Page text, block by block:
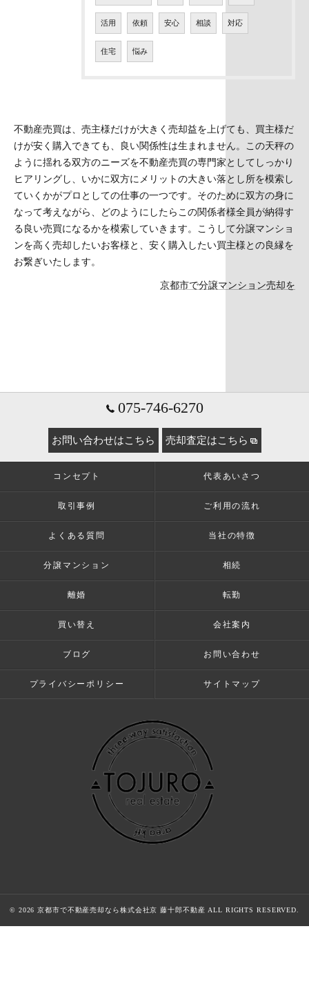
活用 依頼 安心 相談 対応
住宅 悩み
不動産売買は、売主様だけが大きく売却益を上げても、買主様だ
けが安く購入できても、良い関係性は生まれません。この天秤の
ように揺れる双方のニーズを不動産売買の専門家としてしっかり
ヒアリングし、いかに双方にメリットの大きい落とし所を模索し
ていくかがプロとしての仕事の一つです。そのために双方の身に
なって考えながら、どのようにしたらこの関係者様全員が納得す
る良い売買になるかを模索していきます。こうして分譲マンショ
ンを高く売却したいお客様と、安く購入したい買主様との良縁を
お繋ぎいたします。
京都市で分譲マンション売却を
075-746-6270
お問い合わせはこちら 売却査定はこちら
コンセプト 代表あいさつ
取引事例 ご利用の流れ
よくある質問 当社の特徴
分譲マンション 相続
離婚 転勤
買い替え 会社案内
ブログ お問い合わせ
プライバシーポリシー サイトマップ
© 2026 京都市で不動産売却なら株式会社京 藤十郎不動産 ALL RIGHTS RESERVED.